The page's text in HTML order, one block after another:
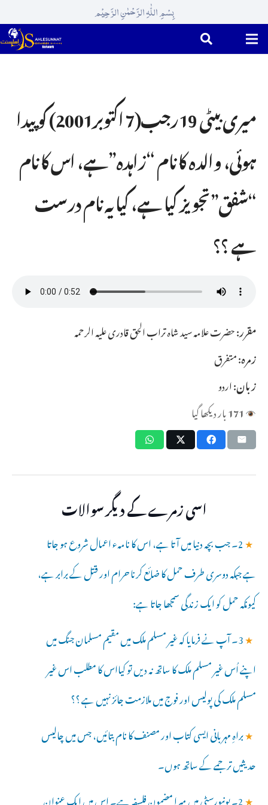
بِسْمِ اللّٰہِ الرَّحْمٰنِ الرَّحِیْم
میری بیٹی 19رجب(7 اکتوبر2001) کو پیدا
ہوئی، والدہ کا نام “زاہدہ”ہے، اس کا نام
“شفق”تجویز کیا ہے، کیا یہ نام درست
ہے ؟؟
مقرر:حضرت علامہ سید شاہ تراب الحق قادری علیہ الرحمہ
زمرہ:متفرق
زبان:اردو
171بار دیکھا گیا
اسی زمرے کے دیگر سوالات
★ 2۔ جب بچہ دنیا میں آتا ہے، اس کا نامہء اعمال شروع ہو جاتا
ہے جبکہ دوسری طرف حمل کا ضائع کرنا حرام اور قتل کے برابر ہے،
کیونکہ حمل کو ایک زندگی سمجھا جاتا ہے:
★ 3۔ آپ نے فرمایا کہ غیر مسلم ملک میں مقیم مسلمان جنگ میں
اپنے اُس غیر مسلم ملک کا ساتھ نہ دیں تو کیااس کا مطلب اس غیر
مسلم ملک کی پولیس اور فوج میں ملازمت جائز نہیں ہے ؟؟
★براہِ مہربانی ایسی کتاب اور مصنف کا نام بتائیں، جس میں چالیس
حدیثیں ترجمے کے ساتھ ہوں۔
★ 2۔ یونیورسٹی میں میرا مضمون فلسفہ ہے۔ اس میں ایک عنوان